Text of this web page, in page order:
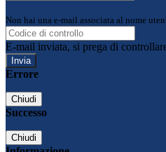
Non hai una e-mail associata al nome
E-mail inviata, si prega di
Errore
Chiudi
Successo
Chiudi